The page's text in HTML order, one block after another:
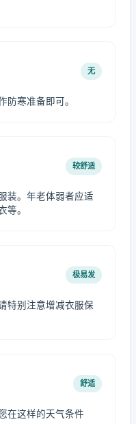
无
防寒准备即可。
较舒适
装。年老体弱者应适
等。
极易发
特别注意增减衣服保
舒适
在这样的天气条件